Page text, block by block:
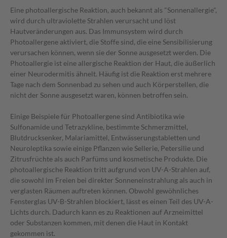
Eine photoallergische Reaktion, auch bekannt als "Sonnenallergie",
wird durch ultraviolette Strahlen verursacht und löst
Hautveränderungen aus. Das Immunsystem wird durch
Photoallergene aktiviert, die Stoffe sind, die eine Sensibilisierung
verursachen können, wenn sie der Sonne ausgesetzt werden. Die
Photoallergie ist eine allergische Reaktion der Haut, die äußerlich
einer Neurodermitis ähnelt. Häufig ist die Reaktion erst mehrere
Tage nach dem Sonnenbad zu sehen und auch Körperstellen, die
nicht der Sonne ausgesetzt waren, können betroffen sein.
Einige Beispiele für Photoallergene sind Antibiotika wie
Sulfonamide und Tetrazykline, bestimmte Schmerzmittel,
Blutdrucksenker, Malariamittel, Entwässerungstabletten und
Neuroleptika sowie einige Pflanzen wie Sellerie, Petersilie und
Zitrusfrüchte als auch Parfüms und kosmetische Produkte. Die
photoallergische Reaktion tritt aufgrund von UV-A-Strahlen auf,
die sowohl im Freien bei direkter Sonneneinstrahlung als auch in
verglasten Räumen auftreten können. Obwohl gewöhnliches
Fensterglas UV-B-Strahlen blockiert, lässt es einen Teil des UV-A-
Lichts durch. Dadurch kann es zu Reaktionen auf Arzneimittel
oder Substanzen kommen, mit denen die Haut in Kontakt
gekommen ist.